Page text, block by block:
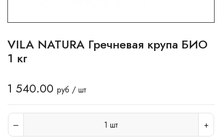
VILA NATURA Гречневая крупа БИО
1 кг
1 540.00 руб / шт
1 шт